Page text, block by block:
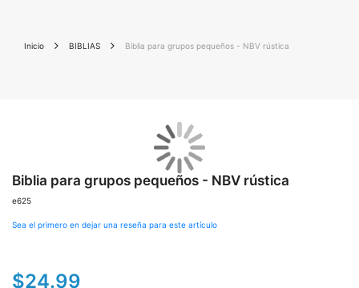
Inicio BIBLIAS Biblia para grupos pequeños - NBV rústica
final
de
la
de
Biblia para grupos pequeños - NBV rústica
e625
Sea el primero en dejar una reseña para este artículo
$24.99